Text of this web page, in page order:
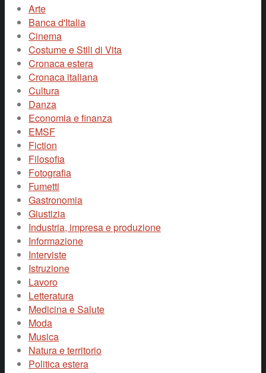
Arte
Banca d'Italia
Cinema
Costume e Stili di Vita
Cronaca estera
Cronaca italiana
Cultura
Danza
Economia e finanza
EMSF
Fiction
Filosofia
Fotografia
Fumetti
Gastronomia
Giustizia
Industria, impresa e produzione
Informazione
Interviste
Istruzione
Lavoro
Letteratura
Medicina e Salute
Moda
Musica
Natura e territorio
Politica estera